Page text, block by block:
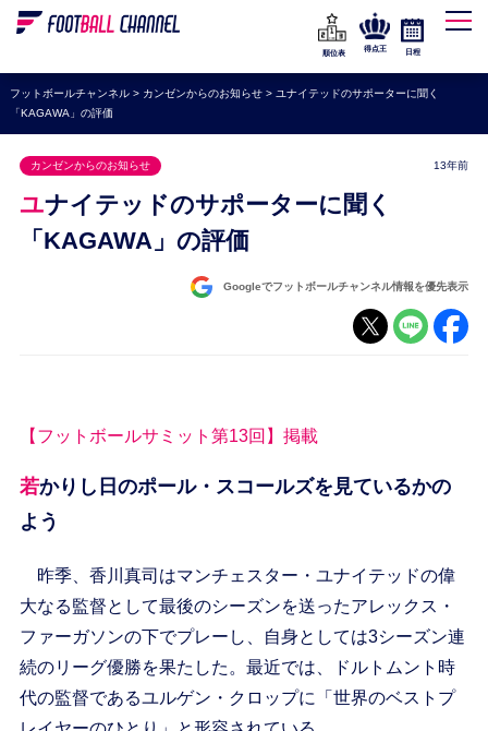
WEリーグ
海外サッカー
プレミアリーグ
ラ・リーガ
セリエA
ブンデスリーガ
順位表
得点王 日程
フットボールチャンネル> カンゼンからのお知らせ> ユナイテッドのサポーターに聞く
「KAGAWA」の評価
カンゼンからのお知らせ 13年前
ユナイテッドのサポーターに聞く
「KAGAWA」の評価
Googleでフットボールチャンネル情報を優先表示
【フットボールサミット第13回】掲載
若かりし日のポール・スコールズを見ているかの
よう
昨季、香川真司はマンチェスター・ユナイテッドの偉
大なる監督として最後のシーズンを送ったアレックス・
ファーガソンの下でプレーし、自身としては3シーズン連
続のリーグ優勝を果たした。最近では、ドルトムント時
代の監督であるユルゲン・クロップに「世界のベストプ